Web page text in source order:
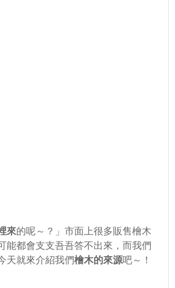
來的呢～？」市面上很多販售檜木
能都會支支吾吾答不出來，而我們
天就來介紹我們檜木的來源吧～！